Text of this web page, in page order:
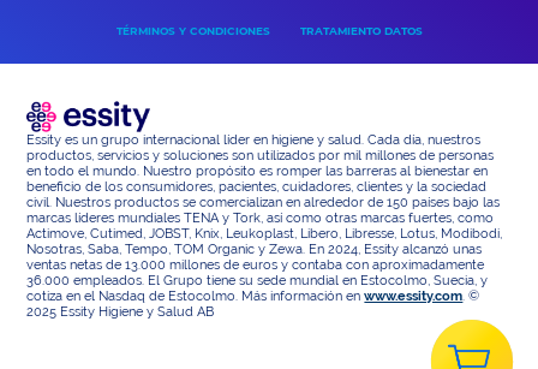
TÉRMINOS Y CONDICIONES TRATAMIENTO DATOS
Essity es un grupo internacional líder en higiene y salud. Cada día, nuestros
productos, servicios y soluciones son utilizados por mil millones de personas
en todo el mundo. Nuestro propósito es romper las barreras al bienestar en
beneficio de los consumidores, pacientes, cuidadores, clientes y la sociedad
civil. Nuestros productos se comercializan en alrededor de 150 países bajo las
marcas líderes mundiales TENA y Tork, así como otras marcas fuertes, como
Actimove, Cutimed, JOBST, Knix, Leukoplast, Libero, Libresse, Lotus, Modibodi,
Nosotras, Saba, Tempo, TOM Organic y Zewa. En 2024, Essity alcanzó unas
ventas netas de 13.000 millones de euros y contaba con aproximadamente
36.000 empleados. El Grupo tiene su sede mundial en Estocolmo, Suecia, y
cotiza en el Nasdaq de Estocolmo. Más información enwww.essity.com. ©
2025 Essity Higiene y Salud AB